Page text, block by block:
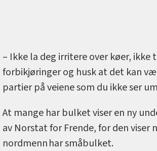
– Ikke la deg irritere over køer, ikke
forbikjøringer og husk at det kan
partier på veiene som du ikke ser
At mange har bulket viser en ny
av Norstat for Frende, for den viser
nordmenn har småbulket.